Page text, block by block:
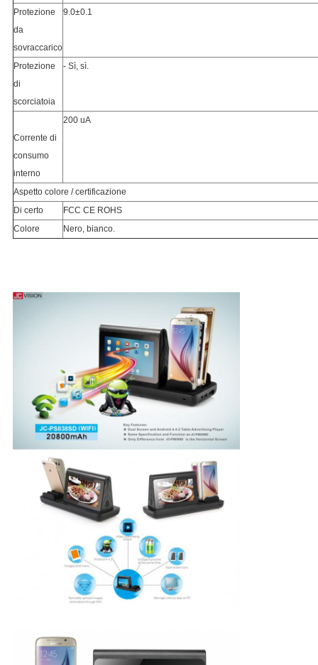
Protezione
da
sovraccarico
9.0±0.1
Protezione
di
scorciatoia
- Sì, sì.
Corrente di
consumo
interno
200 uA
Aspetto colore / certificazione
Di certo
FCC CE ROHS
Colore
Nero, bianco.